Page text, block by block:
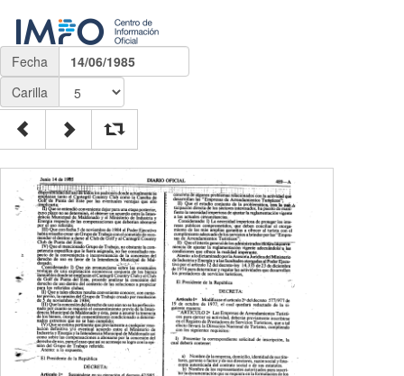
Fecha
14/06/1985
Carilla